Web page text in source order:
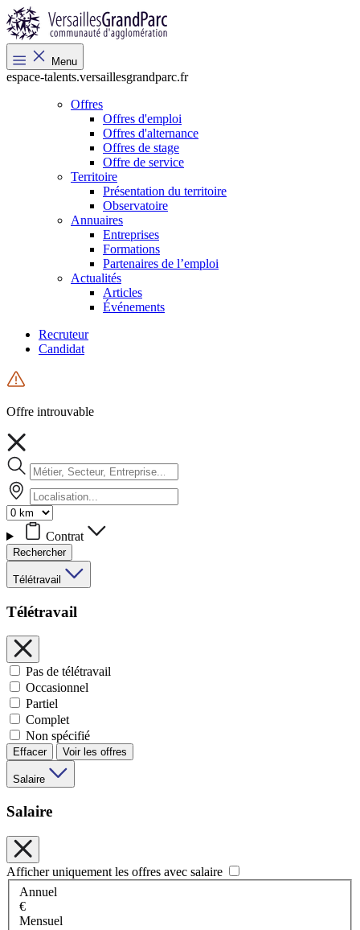
Menu
espace-talents.versaillesgrandparc.fr
Offres
Offres d'emploi
Offres d'alternance
Offres de stage
Offre de service
Territoire
Présentation du territoire
Observatoire
Annuaires
Entreprises
Formations
Partenaires de l’emploi
Actualités
Articles
Événements
Recruteur
Candidat
Offre introuvable
Contrat
Rechercher
Télétravail
Télétravail
Pas de télétravail
Occasionnel
Partiel
Complet
Non spécifié
Effacer Voir les offres
Salaire
Salaire
Afficher uniquement les offres avec salaire
Annuel
€
Mensuel